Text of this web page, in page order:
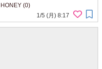
年6月に発売されたのは虎＆猫！
パケもアイシャドウのカラーもめ
ちゃめちゃかっこよくて、見た瞬
HONEY (0)
1/5 (月) 8:17